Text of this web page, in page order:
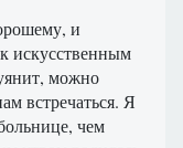
и
искусственным
можно
встречаться. Я
чем